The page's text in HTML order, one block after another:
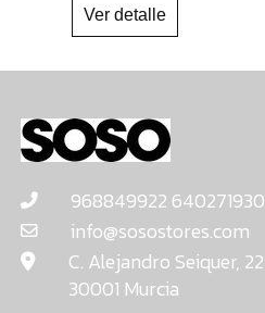
968849922 640271930
info@sosostores.com
C. Alejandro Seiquer, 22
30001 Murcia